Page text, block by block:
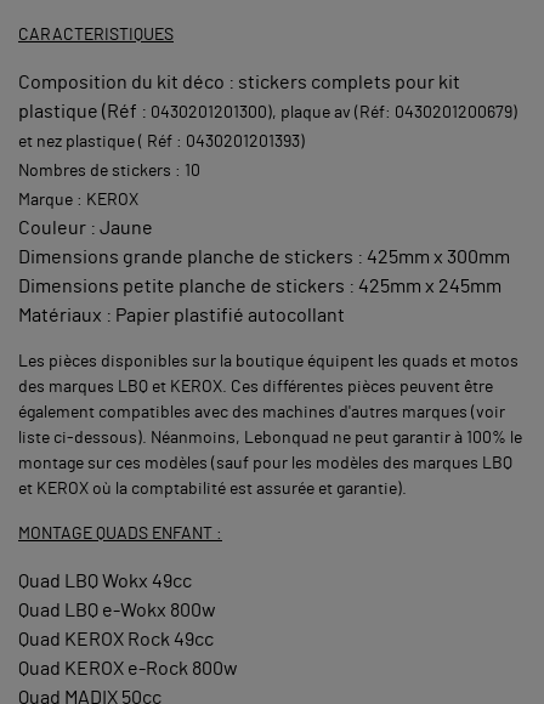
CARACTERISTIQUES
Composition du kit déco : stickers complets pour kit
plastique (Réf : 0430201201300), plaque av (Réf: 0430201200679)
et nez plastique ( Réf : 0430201201393)
Nombres de stickers : 10
Marque : KEROX
Couleur : Jaune
Dimensions grande planche de stickers : 425mm x 300mm
Dimensions petite planche de stickers : 425mm x 245mm
Matériaux : Papier plastifié autocollant
Les pièces disponibles sur la boutique équipent les quads et motos
des marques LBQ et KEROX. Ces différentes pièces peuvent être
également compatibles avec des machines d'autres marques (voir
liste ci-dessous). Néanmoins, Lebonquad ne peut garantir à 100% le
montage sur ces modèles (sauf pour les modèles des marques LBQ
et KEROX où la comptabilité est assurée et garantie).
MONTAGE QUADS ENFANT :
Quad LBQ Wokx 49cc
Quad LBQ e-Wokx 800w
Quad KEROX Rock 49cc
Quad KEROX e-Rock 800w
Quad MADIX 50cc